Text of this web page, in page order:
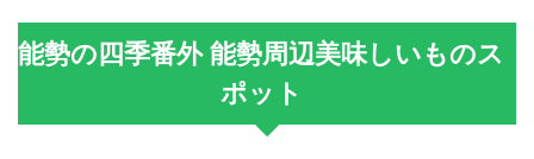
能勢の四季番外 能勢周辺美味しいものス
ポット